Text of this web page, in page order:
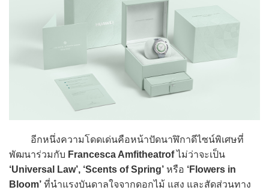
อีกหนึ่งความโดดเด่นคือหน้าปัดนาฬิกาดีไซน์พิเศษที่
พัฒนาร่วมกับ Francesca Amfitheatrofไม่ว่าจะเป็น
‘Universal Law’, ‘Scents of Spring’ หรือ ‘Flowers in
Bloom’ ที่นำแรงบันดาลใจจากดอกไม้ แสง และสัดส่วนทาง